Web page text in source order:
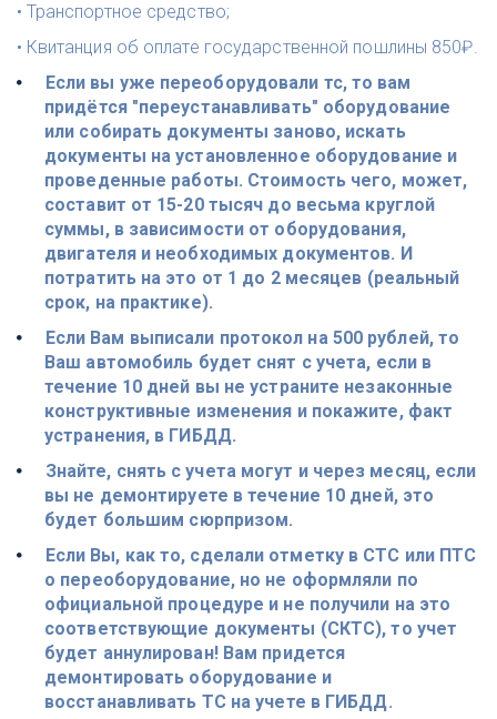
• Транспортное средство;
Если вы уже переоборудовали тс, то вам
придётся "переустанавливать" оборудование
или собирать документы заново, искать
документы на установленное оборудование и
проведенные работы. Стоимость чего, может,
составит от 15-20 тысяч до весьма круглой
суммы, в зависимости от оборудования,
двигателя и необходимых документов. И
потратить на это от 1 до 2 месяцев (реальный
срок, на практике).
Если Вам выписали протокол на 500 рублей, то
Ваш автомобиль будет снят с учета, если в
течение 10 дней вы не устраните незаконные
конструктивные изменения и покажите, факт
устранения, в ГИБДД.
Знайте, снять с учета могут и через месяц, если
вы не демонтируете в течение 10 дней, это
будет большим сюрпризом.
Если Вы, как то, сделали отметку в СТС или ПТС
о переоборудование, но не оформляли по
официальной процедуре и не получили на это
соответствующие документы (СКТС), то учет
будет аннулирован! Вам придется
демонтировать оборудование и
восстанавливать ТС на учете в ГИБДД.